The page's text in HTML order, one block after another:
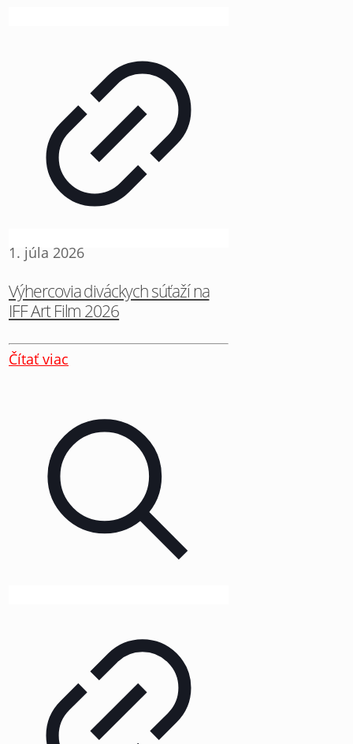
1. júla 2026
Výhercovia diváckych súťaží na
IFF Art Film 2026
Čítať viac